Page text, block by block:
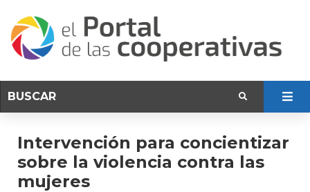
Intervención para concientizar
sobre la violencia contra las
mujeres